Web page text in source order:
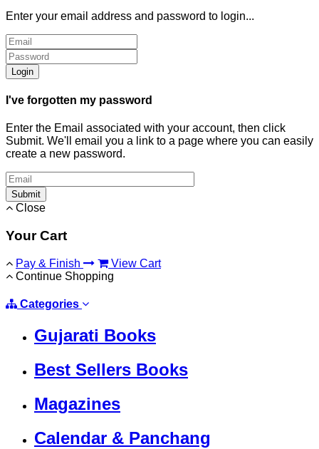
Enter your email address and password to login...
Login
I've forgotten my password
Enter the Email associated with your account, then click
Submit. We'll email you a link to a page where you can easily
create a new password.
Submit
Close
Your Cart
Pay & Finish
View Cart
Continue Shopping
Categories
Gujarati Books
Best Sellers Books
Magazines
Calendar & Panchang